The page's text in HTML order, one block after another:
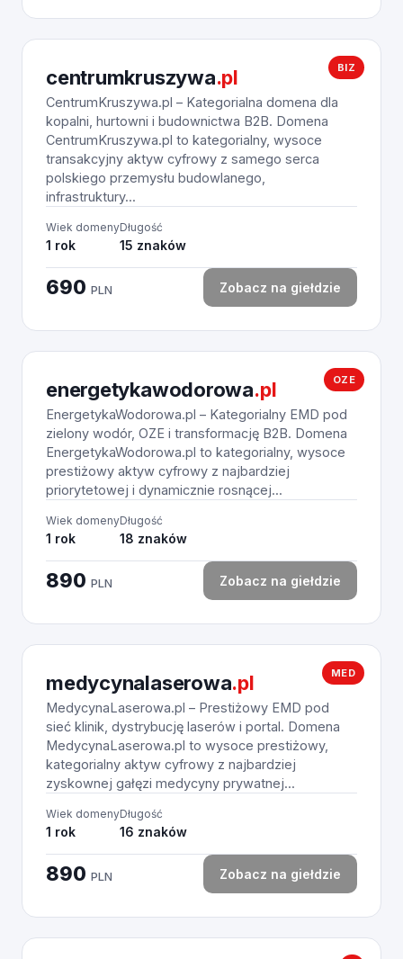
BIZ
centrumkruszywa.pl
CentrumKruszywa.pl – Kategorialna domena dla
kopalni, hurtowni i budownictwa B2B. Domena
CentrumKruszywa.pl to kategorialny, wysoce
transakcyjny aktyw cyfrowy z samego serca
polskiego przemysłu budowlanego,
infrastruktury...
Wiek domeny
1 rok
Długość
15 znaków
690 PLN Zobacz na giełdzie
OZE
energetykawodorowa.pl
EnergetykaWodorowa.pl – Kategorialny EMD pod
zielony wodór, OZE i transformację B2B. Domena
EnergetykaWodorowa.pl to kategorialny, wysoce
prestiżowy aktyw cyfrowy z najbardziej
priorytetowej i dynamicznie rosnącej...
Wiek domeny
1 rok
Długość
18 znaków
890 PLN Zobacz na giełdzie
MED
medycynalaserowa.pl
MedycynaLaserowa.pl – Prestiżowy EMD pod
sieć klinik, dystrybucję laserów i portal. Domena
MedycynaLaserowa.pl to wysoce prestiżowy,
kategorialny aktyw cyfrowy z najbardziej
zyskownej gałęzi medycyny prywatnej...
Wiek domeny
1 rok
Długość
16 znaków
890 PLN Zobacz na giełdzie